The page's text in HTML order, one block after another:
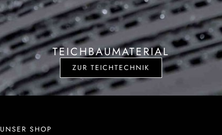
TEICHBAUMATERIAL
ZUR TEICHTECHNIK
UNSER SHOP